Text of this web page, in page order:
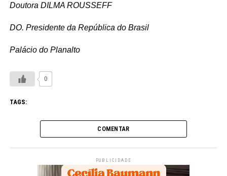
Doutora DILMA ROUSSEFF
DO. Presidente da República do Brasil
Palácio do Planalto
0
TAGS:
COMENTAR
PUBLICIDADE